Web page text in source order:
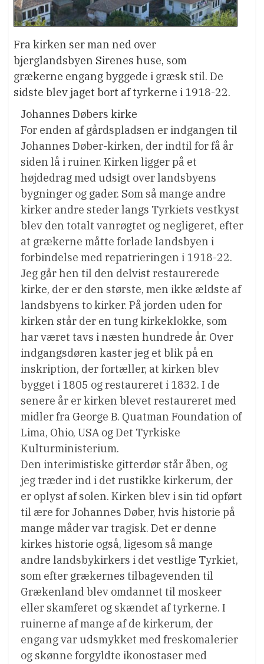
Fra kirken ser man ned over
bjerglandsbyen Sirenes huse, som
grækerne engang byggede i græsk stil. De
sidste blev jaget bort af tyrkerne i 1918-22.
Johannes Døbers kirke
For enden af gårdspladsen er indgangen til
Johannes Døber-kirken, der indtil for få år
siden lå i ruiner. Kirken ligger på et
højdedrag med udsigt over landsbyens
bygninger og gader. Som så mange andre
kirker andre steder langs Tyrkiets vestkyst
blev den totalt vanrøgtet og negligeret, efter
at grækerne måtte forlade landsbyen i
forbindelse med repatrieringen i 1918-22.
Jeg går hen til den delvist restaurerede
kirke, der er den største, men ikke ældste af
landsbyens to kirker. På jorden uden for
kirken står der en tung kirkeklokke, som
har været tavs i næsten hundrede år. Over
indgangsdøren kaster jeg et blik på en
inskription, der fortæller, at kirken blev
bygget i 1805 og restaureret i 1832. I de
senere år er kirken blevet restaureret med
midler fra George B. Quatman Foundation of
Lima, Ohio, USA og Det Tyrkiske
Kulturministerium.
Den interimistiske gitterdør står åben, og
jeg træder ind i det rustikke kirkerum, der
er oplyst af solen. Kirken blev i sin tid opført
til ære for Johannes Døber, hvis historie på
mange måder var tragisk. Det er denne
kirkes historie også, ligesom så mange
andre landsbykirkers i det vestlige Tyrkiet,
som efter grækernes tilbagevenden til
Grækenland blev omdannet til moskeer
eller skamferet og skændet af tyrkerne. I
ruinerne af mange af de kirkerum, der
engang var udsmykket med freskomalerier
og skønne forgyldte ikonostaser med